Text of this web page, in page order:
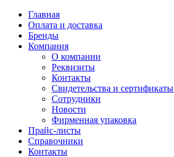
Главная
Оплата и доставка
Бренды
Компания
О компании
Реквизиты
Контакты
Свидетельства и сертификаты
Сотрудники
Новости
Фирменная упаковка
Прайс-листы
Справочники
Контакты